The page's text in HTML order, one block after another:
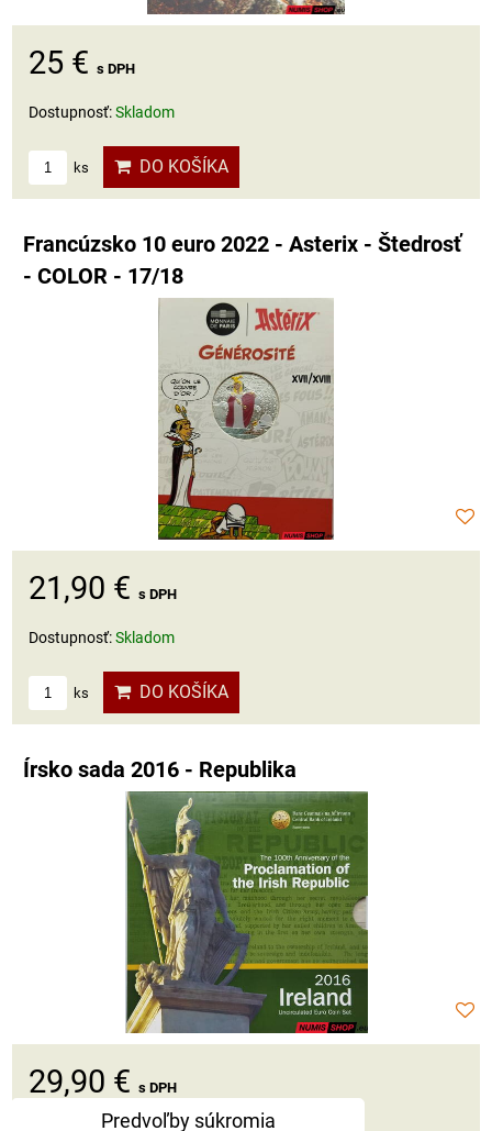
25 € s DPH
Dostupnosť:Skladom
ks DO KOŠÍKA
Francúzsko 10 euro 2022 - Asterix - Štedrosť
- COLOR - 17/18
21,90 € s DPH
Dostupnosť:Skladom
ks DO KOŠÍKA
Írsko sada 2016 - Republika
29,90 € s DPH
Predvoľby súkromia